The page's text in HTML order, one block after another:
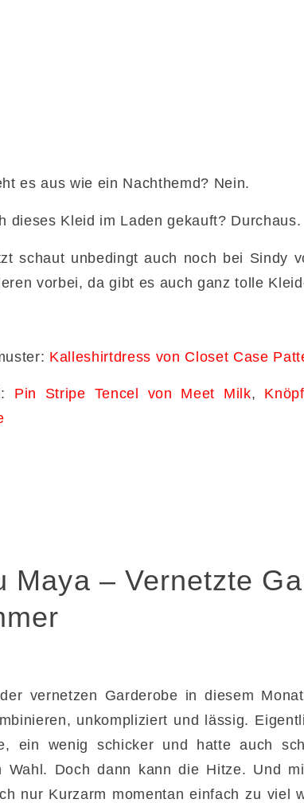
es aus wie ein Nachthemd? Nein.
dieses Kleid im Laden gekauft? Durchaus.
schaut unbedingt auch noch bei Sindy
vorbei, da gibt es auch ganz tolle
Kalleshirtdress von Closet Case
Pin Stripe Tencel von Meet Milk,
Maya – Vernetzte
vernetzen Garderobe in diesem
unkompliziert und lässig.
ein wenig schicker und hatte auch
Wahl. Doch dann kann die Hitze. Und
nur Kurzarm momentan einfach zu viel